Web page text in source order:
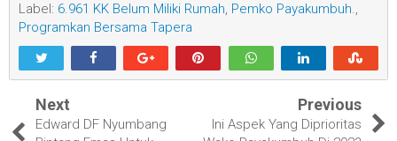
Label: 6.961 KK Belum Miliki Rumah, Pemko Payakumbuh.,
Programkan Bersama Tapera
Next
Edward DF Nyumbang
Previous
Ini Aspek Yang Diprioritas